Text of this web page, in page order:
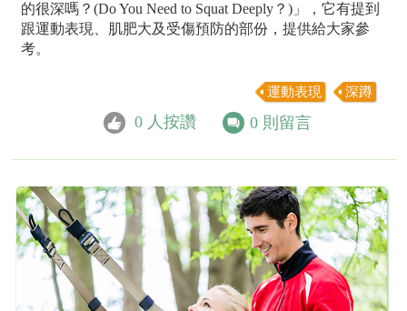
的很深嗎？(Do You Need to Squat Deeply？)」，它有提到
跟運動表現、肌肥大及受傷預防的部份，提供給大家參
考。
運動表現 深蹲
0 人按讚 0 則留言